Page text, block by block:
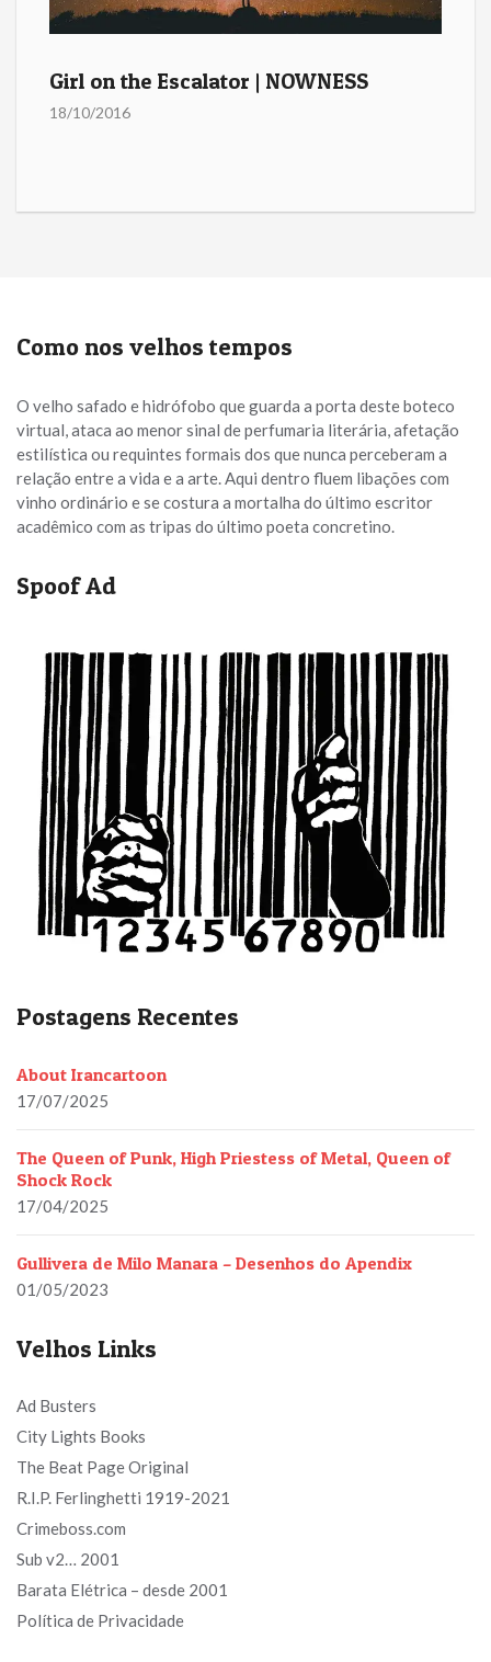
Girl on the Escalator | NOWNESS
18/10/2016
Como nos velhos tempos
O velho safado e hidrófobo que guarda a porta deste boteco
virtual, ataca ao menor sinal de perfumaria literária, afetação
estilística ou requintes formais dos que nunca perceberam a
relação entre a vida e a arte. Aqui dentro fluem libações com
vinho ordinário e se costura a mortalha do último escritor
acadêmico com as tripas do último poeta concretino.
Spoof Ad
Postagens Recentes
About Irancartoon
17/07/2025
The Queen of Punk, High Priestess of Metal, Queen of
Shock Rock
17/04/2025
Gullivera de Milo Manara – Desenhos do Apendix
01/05/2023
Velhos Links
Ad Busters
City Lights Books
The Beat Page Original
R.I.P. Ferlinghetti 1919-2021
Crimeboss.com
Sub v2… 2001
Barata Elétrica – desde 2001
Política de Privacidade